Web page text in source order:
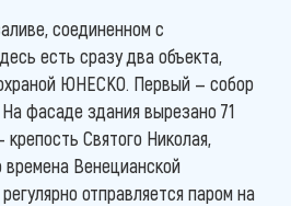
соединенном с
есть сразу два объекта,
ЮНЕСКО. Первый — собор
фасаде здания вырезано 71
Святого Николая,
Венецианской
отправляется паром на